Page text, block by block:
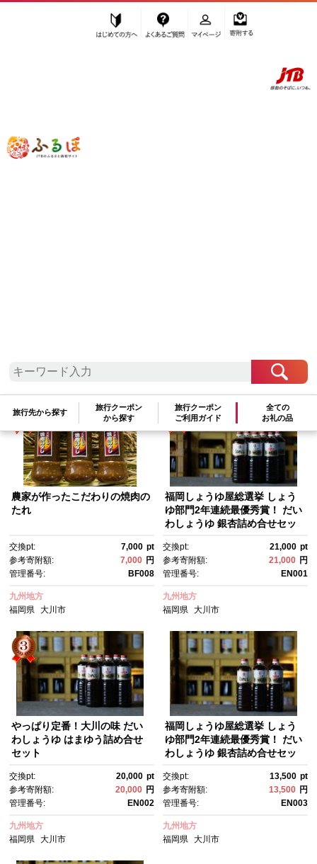
ふるぽ JTBのふるさと納税サイト
旅行先から探す
旅行クーポン
から探す
旅行クーポン
ご利用ガイド
全ての
お礼の品
「ふるさと納税」TOP
参考寄附額順
農家が作ったこだわりの焼肉の
たれ
交換pt: 7,000 pt
参考寄附額:
7,000 円
管理番号:
BF008
九州地方
福岡県
大川市
福岡しょうゆ屋総選挙 しょう
ゆ部門2年連続最優秀賞！ だい
わしょうゆ 銀杏詰め合せセッ
交換pt: 21,000 pt
参考寄附額:
21,000 円
管理番号:
EN001
九州地方
福岡県 大川市
やっぱり定番！大川の味 だい
わしょうゆ はまゆう詰め合せ
セット
交換pt: 20,000 pt
参考寄附額:
20,000 円
管理番号:
EN002
九州地方
福岡県
大川市
福岡しょうゆ屋総選挙 しょう
ゆ部門2年連続最優秀賞！ だい
わしょうゆ 銀杏詰め合せセッ
交換pt: 13,500 pt
参考寄附額:
13,500 円
管理番号:
EN003
九州地方
福岡県 大川市